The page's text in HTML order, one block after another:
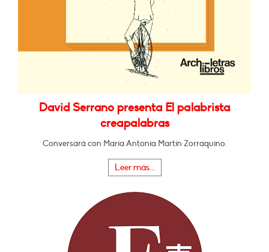
David Serrano presenta El palabrista
creapalabras
Conversará con María Antonia Martín Zorraquino.
Leer más...